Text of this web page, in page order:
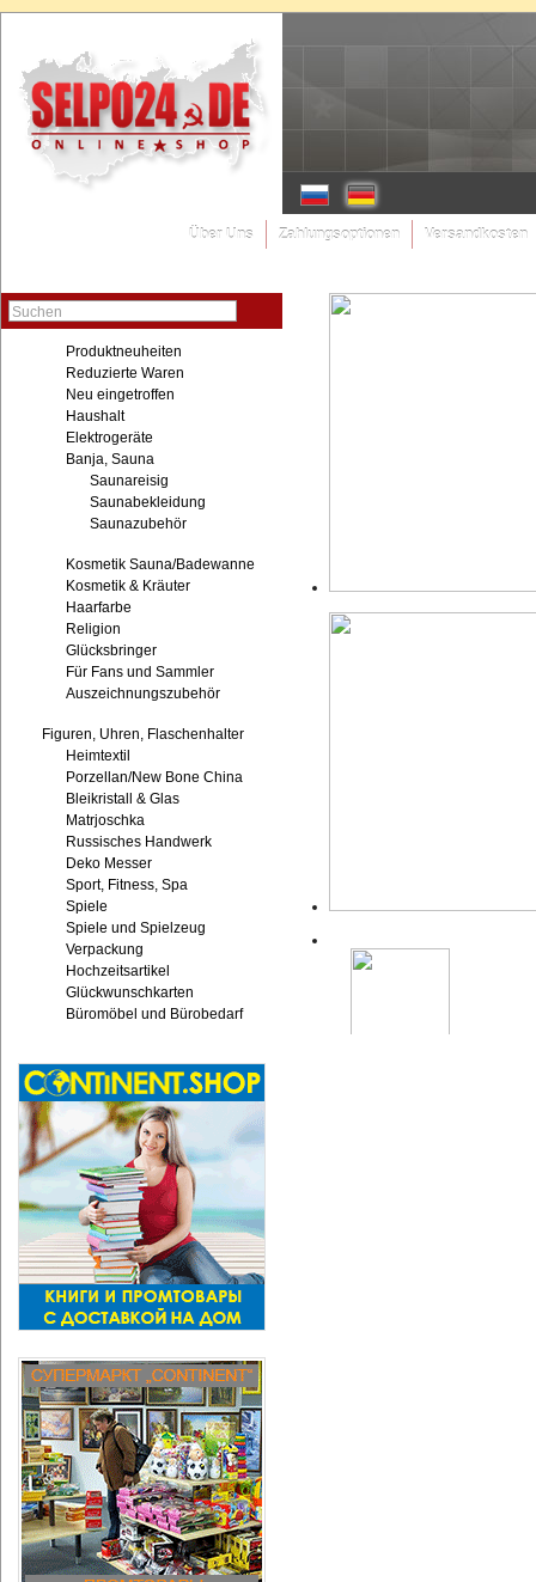
Über Uns Zahlungsoptionen Versandkosten
Suchen
Produktneuheiten
Reduzierte Waren
Neu eingetroffen
Haushalt
Elektrogeräte
Banja, Sauna
Saunareisig
Saunabekleidung
Saunazubehör
Kosmetik Sauna/Badewanne
Kosmetik & Kräuter
Haarfarbe
Religion
Glücksbringer
Für Fans und Sammler
Auszeichnungszubehör
Figuren, Uhren, Flaschenhalter
Heimtextil
Porzellan/New Bone China
Bleikristall & Glas
Matrjoschka
Russisches Handwerk
Deko Messer
Sport, Fitness, Spa
Spiele
Spiele und Spielzeug
Verpackung
Hochzeitsartikel
Glückwunschkarten
Büromöbel und Bürobedarf